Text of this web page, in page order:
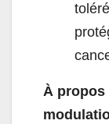
À propos